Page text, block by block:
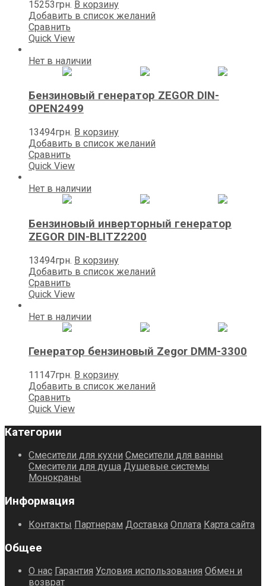
15253грн. В корзину
Добавить в список желаний
Сравнить
Quick View
Нет в наличии
Бензиновый генератор ZEGOR DIN-
OPEN2499
13494грн. В корзину
Добавить в список желаний
Сравнить
Quick View
Нет в наличии
Бензиновый инверторный генератор
ZEGOR DIN-BLITZ2200
13494грн. В корзину
Добавить в список желаний
Сравнить
Quick View
Нет в наличии
Генератор бензиновый Zegor DMM-3300
11147грн. В корзину
Добавить в список желаний
Сравнить
Quick View
Категории
Смесители для кухни Смесители для ванны
Смесители для душа Душевые системы
Монокраны
Информация
Контакты Партнерам Доставка Оплата Карта сайта
Общее
О нас Гарантия Условия использования Обмен и
возврат